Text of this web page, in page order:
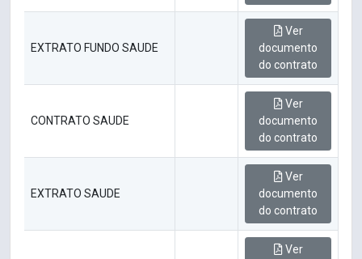
EXTRATO FUNDO SAUDE
Ver
documento
do contrato
CONTRATO SAUDE
Ver
documento
do contrato
EXTRATO SAUDE
Ver
documento
do contrato
Ver